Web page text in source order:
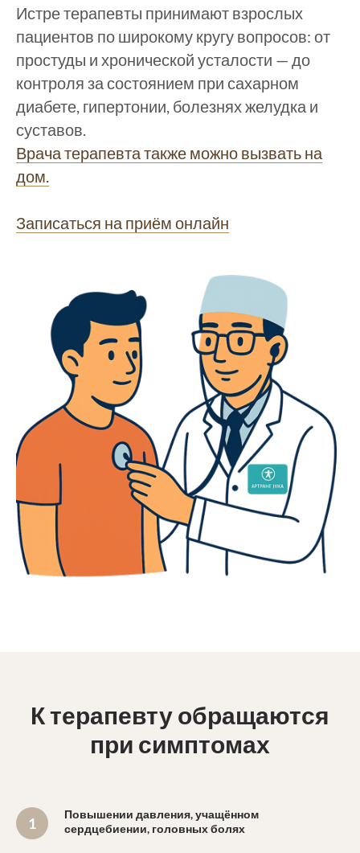
Истре терапевты принимают взрослых
пациентов по широкому кругу вопросов: от
простуды и хронической усталости — до
контроля за состоянием при сахарном
диабете, гипертонии, болезнях желудка и
суставов.
Врача терапевта также можно вызвать на
дом.
Записаться на приём онлайн
К терапевту обращаются
при симптомах
Повышении давления, учащённом
сердцебиении, головных болях